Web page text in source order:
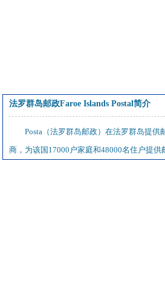
法罗群岛邮政Faroe Islands Postal简介
Posta（法罗群岛邮政）在法罗群岛提
商，为该国17000户家庭和48000名住户提供